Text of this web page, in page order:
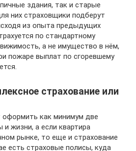
здания, так и старые
них страховщики подберут
из опыта предыдущих
по стандартному
а не имущество в нём,
пожаре выплат по сгоревшему
страхование или
оформить как минимум две
и жизни, а если квартира
рынке, то еще и страхование
есть страховые полисы, куда